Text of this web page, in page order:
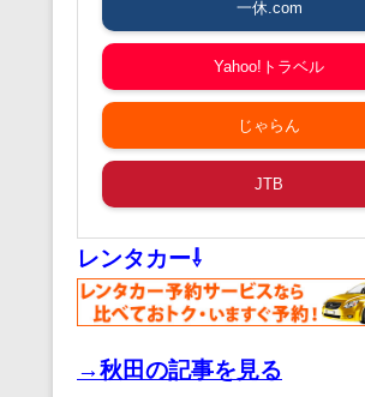
一休.com
Yahoo!トラベル
じゃらん
JTB
レンタカー⇩
→秋田の記事を見る